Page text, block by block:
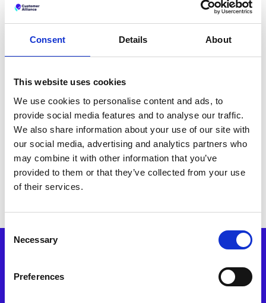
Consent Details About
This website uses cookies
We use cookies to personalise content and ads, to
provide social media features and to analyse our traffic.
We also share information about your use of our site with
our social media, advertising and analytics partners who
may combine it with other information that you’ve
provided to them or that they’ve collected from your use
of their services.
Consent
Selection
Necessary
Preferences
Siamo assolutamente contrari
a…
recensioni
… recensioni comprate o commissionate
… false dichiarazioni dei fatti
… recensioni personali illegali, diffamatorie o offensive
… tentativi di estorsione esercitati da parte degli ospiti
Integrazioni